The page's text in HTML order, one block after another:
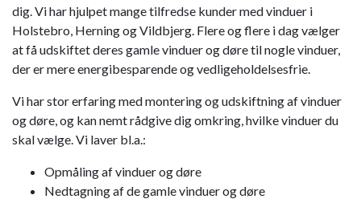
dig. Vi har hjulpet mange tilfredse kunder med vinduer i
Holstebro, Herning og Vildbjerg. Flere og flere i dag vælger
at få udskiftet deres gamle vinduer og døre til nogle vinduer,
der er mere energibesparende og vedligeholdelsesfrie.
Vi har stor erfaring med montering og udskiftning af vinduer
og døre, og kan nemt rådgive dig omkring, hvilke vinduer du
skal vælge. Vi laver bl.a.:
Opmåling af vinduer og døre
Nedtagning af de gamle vinduer og døre